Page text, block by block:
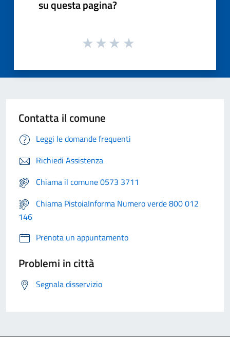
su questa pagina?
Contatta il comune
Leggi le domande frequenti
Richiedi Assistenza
Chiama il comune 0573 3711
Chiama PistoiaInforma Numero verde 800 012
146
Prenota un appuntamento
Problemi in città
Segnala disservizio